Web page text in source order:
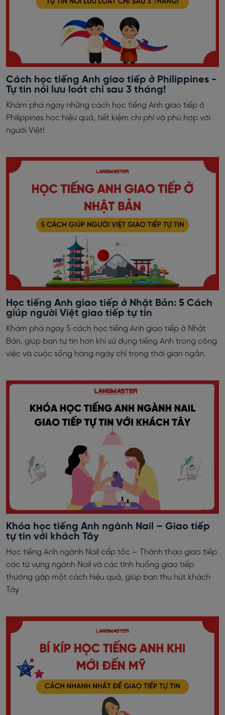
Cách học tiếng Anh giao tiếp ở Philippines -
Tự tin nói lưu loát chỉ sau 3 tháng!
Khám phá ngay những cách học tiếng Anh giao tiếp ở
Philippines học hiệu quả, tiết kiệm chi phí và phù hợp với
người Việt!
Học tiếng Anh giao tiếp ở Nhật Bản: 5 Cách
giúp người Việt giao tiếp tự tin
Khám phá ngay 5 cách học tiếng Anh giao tiếp ở Nhật
Bản, giúp bạn tự tin hơn khi sử dụng tiếng Anh trong công
việc và cuộc sống hàng ngày chỉ trong thời gian ngắn.
Khóa học tiếng Anh ngành Nail – Giao tiếp
tự tin với khách Tây
Học tiếng Anh ngành Nail cấp tốc – Thành thạo giao tiếp
các từ vựng ngành Nail và các tình huống giao tiếp
thường gặp một cách hiệu quả, giúp bạn thu hút khách
Tây